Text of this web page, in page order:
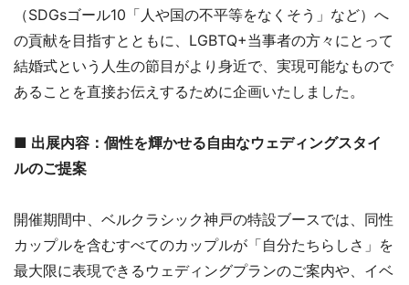
（SDGsゴール10「人や国の不平等をなくそう」など）へ
の貢献を目指すとともに、LGBTQ+当事者の方々にとって
結婚式という人生の節目がより身近で、実現可能なもので
あることを直接お伝えするために企画いたしました。
■ 出展内容：個性を輝かせる自由なウェディングスタイ
ルのご提案
開催期間中、ベルクラシック神戸の特設ブースでは、同性
カップルを含むすべてのカップルが「自分たちらしさ」を
最大限に表現できるウェディングプランのご案内や、イベ